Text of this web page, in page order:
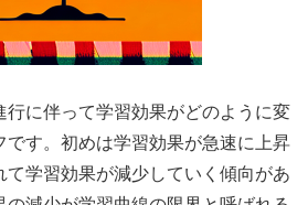
行に伴って学習効果がどのように変
です。初めは学習効果が急速に上昇
て学習効果が減少していく傾向があ